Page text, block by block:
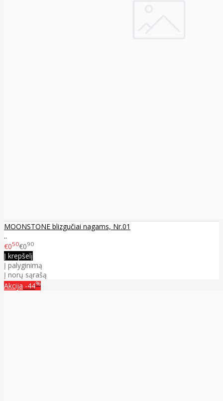
MOONSTONE blizgučiai nagams, Nr.01
..
€050€090
Į krepšelį
Į palyginimą
Į norų sąrašą
Akcija -44%